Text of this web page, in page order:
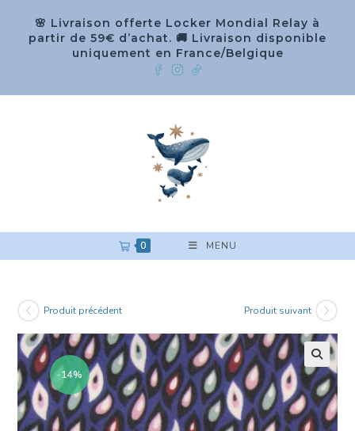
🌸 Livraison offerte Locker Mondial Relay à
partir de 59€ d’achat. 🚚 Livraison disponible
uniquement en France/Belgique
0 MENU
-14%
Produit précédent Produit suivant
🔍